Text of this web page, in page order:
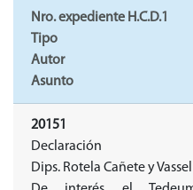
Nro. expediente H.C.D.1
Tipo
Autor
Asunto
20151
Declaración
Dips. Rotela Cañete y Vassel